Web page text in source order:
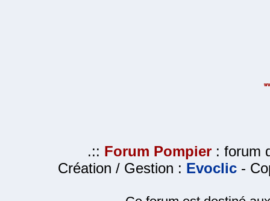
.:: Forum Pompier : forum
Création / Gestion : Evoclic -